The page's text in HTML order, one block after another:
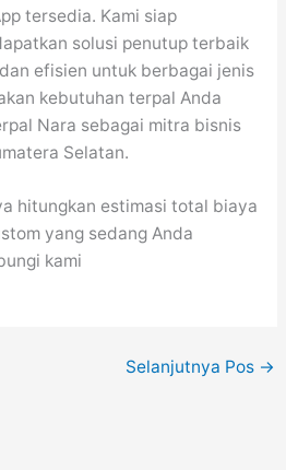
tersedia. Kami siap
solusi penutup terbaik
efisien untuk berbagai jenis
kebutuhan terpal Anda
Nara sebagai mitra bisnis
Selatan.
hitungkan estimasi total biaya
yang sedang Anda
kami
Selanjutnya Pos →